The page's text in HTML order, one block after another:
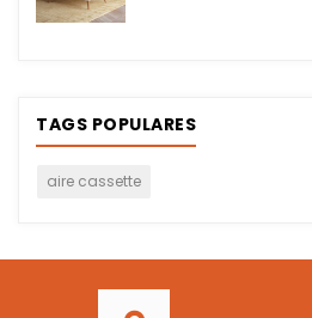
TAGS POPULARES
aire cassette